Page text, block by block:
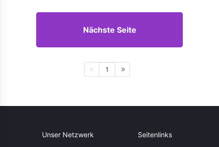
Nächste Seite
1
Unser Netzwerk Seitenlinks